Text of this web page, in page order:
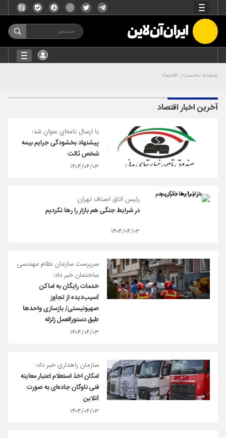
صفحه نخست اقتصاد
آخرین اخبار اقتصاد
با ارسال نامه‌ای عنوان شد؛
پیشنهاد بخشودگی جرایم بیمه
شخص ثالث
۱۴۰۴/۰۴/۰۳
رئیس اتاق اصناف تهران:
در شرایط جنگی هم بازار را رها نکردیم
۱۴۰۴/۰۴/۰۳
سرپرست سازمان نظام مهندسی
ساختمان خبر داد؛
خدمات رایگان به اماکن
آسیب‌دیده از تجاوز
صهیونیستی/ بازسازی واحدها
طبق دستورالعمل زلزله
۱۴۰۴/۰۴/۰۳
سازمان راهداری خبر داد؛
امکان اخذ استعلام اعتبار معاینه
فنی ناوگان جاده‌ای به صورت
آنلاین
۱۴۰۴/۰۴/۰۳